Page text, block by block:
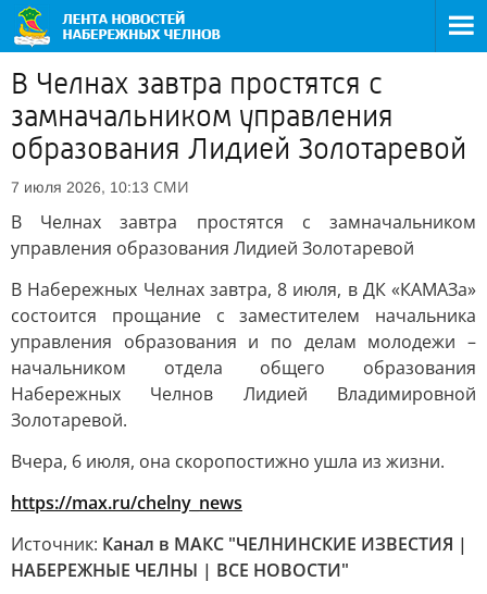
В Челнах завтра простятся с
замначальником управления
образования Лидией Золотаревой
7 июля 2026, 10:13 СМИ
В Челнах завтра простятся с замначальником
управления образования Лидией Золотаревой
В Набережных Челнах завтра, 8 июля, в ДК «КАМАЗа»
состоится прощание с заместителем начальника
управления образования и по делам молодежи –
начальником отдела общего образования
Набережных Челнов Лидией Владимировной
Золотаревой.
Вчера, 6 июля, она скоропостижно ушла из жизни.
https://max.ru/chelny_news
Источник: Канал в МАКС "ЧЕЛНИНСКИЕ ИЗВЕСТИЯ |
НАБЕРЕЖНЫЕ ЧЕЛНЫ | ВСЕ НОВОСТИ"